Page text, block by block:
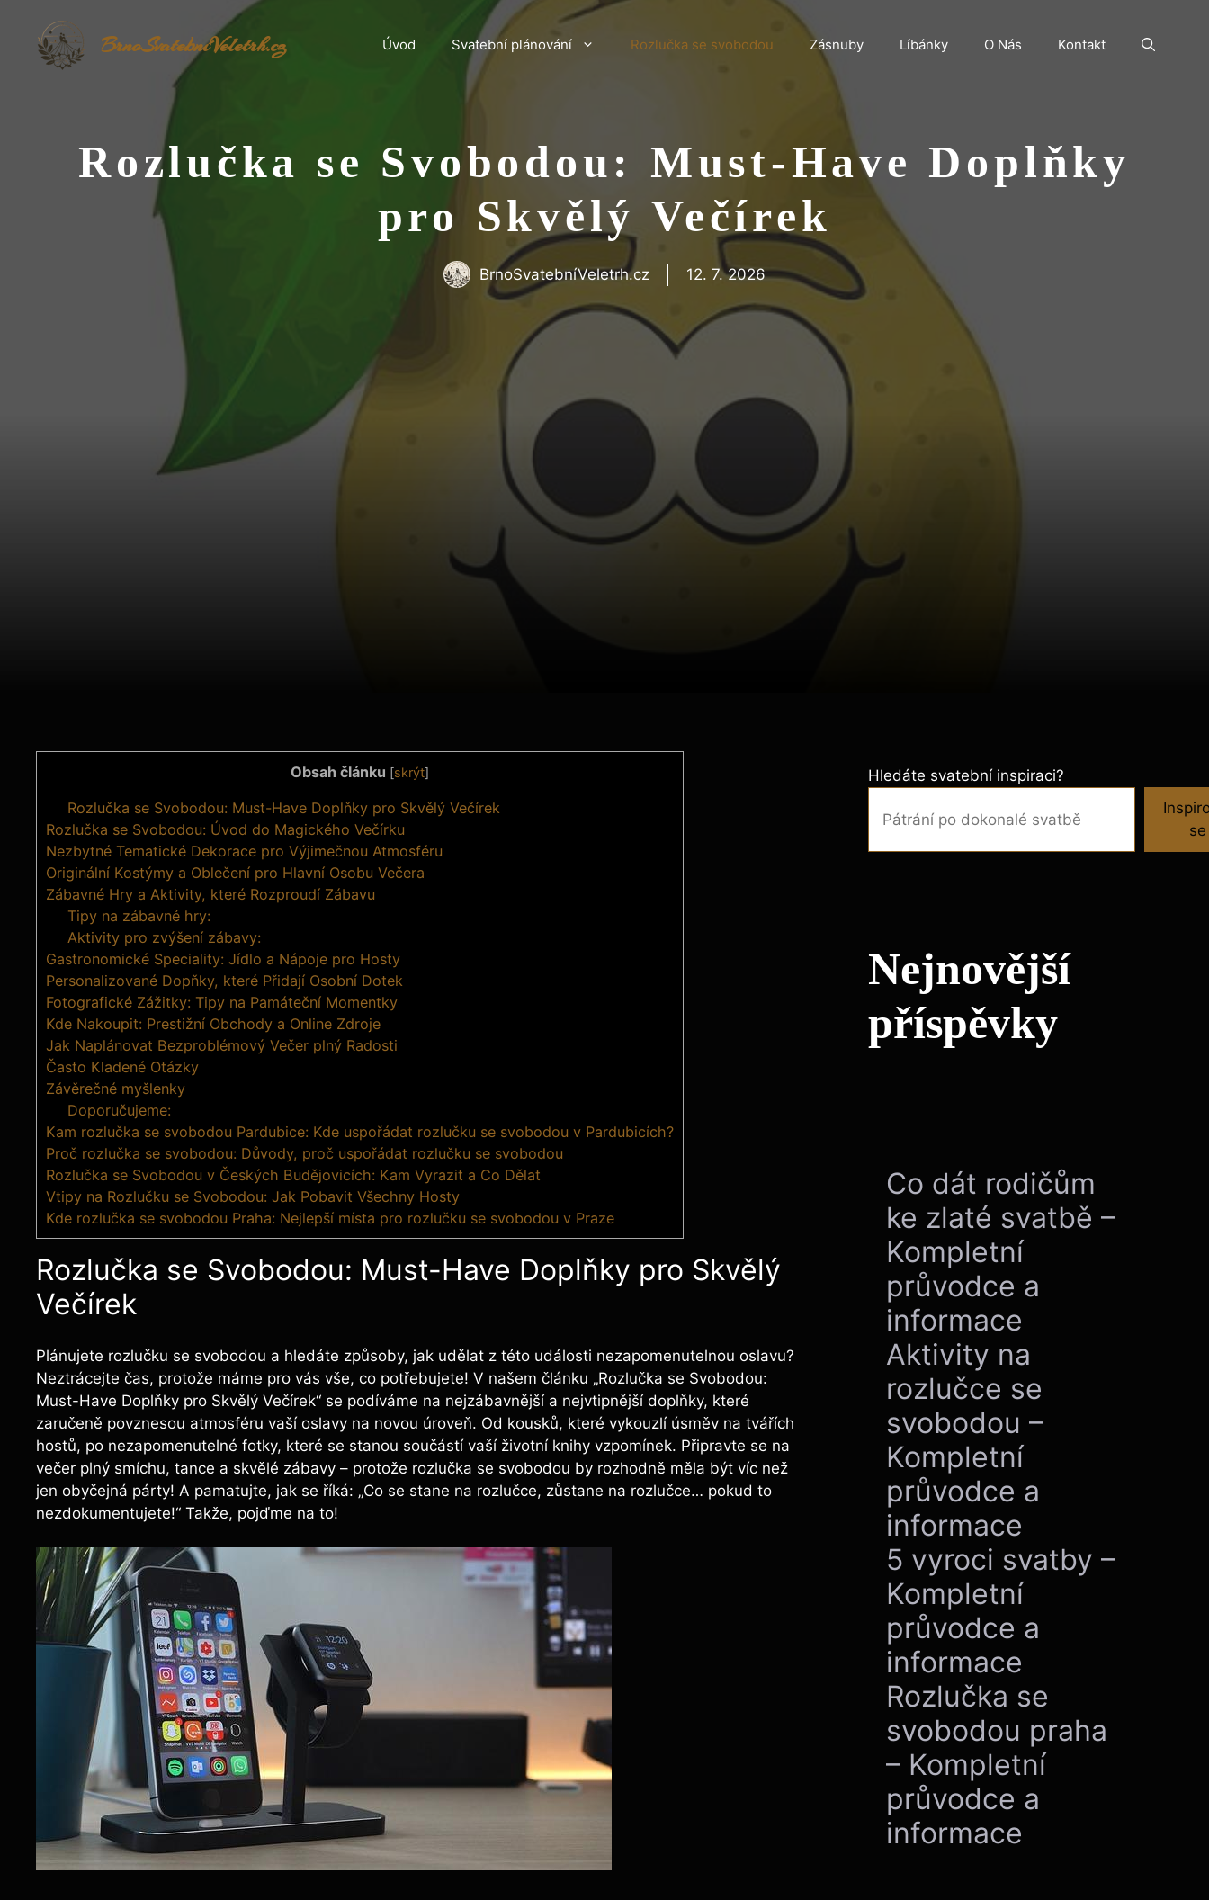
obsah
BrnoSvatebníVeletrh.cz Úvod Svatební plánování Rozlučka se svobodou Zásnuby Líbánky O Nás Kontakt
Rozlučka se Svobodou: Must-Have Doplňky
pro Skvělý Večírek
BrnoSvatebníVeletrh.cz 12. 7. 2026
Obsah článku [skrýt]
Rozlučka‌ se Svobodou: ‌Must-Have Doplňky pro‍ Skvělý Večírek
Rozlučka ‍se Svobodou: ‍Úvod do Magického Večírku
Nezbytné Tematické Dekorace pro Výjimečnou Atmosféru
Originální ‌Kostýmy a Oblečení‌ pro Hlavní Osobu Večera
Zábavné Hry a Aktivity, které Rozproudí Zábavu
Tipy na ⁣zábavné hry:
Aktivity pro zvýšení zábavy:
Gastronomické‍ Speciality: Jídlo ⁢a Nápoje pro Hosty
Personalizované Dopňky, které Přidají Osobní ⁢Dotek
Fotografické Zážitky: ‌Tipy na Památeční Momentky
Kde Nakoupit:‌ Prestižní Obchody a Online Zdroje
Jak‍ Naplánovat​ Bezproblémový Večer plný Radosti
Často ⁣Kladené Otázky
Závěrečné myšlenky
Doporučujeme:
Kam rozlučka se svobodou Pardubice: Kde uspořádat rozlučku se svobodou v Pardubicích?
Proč rozlučka se svobodou: Důvody, proč uspořádat rozlučku se svobodou
Rozlučka se Svobodou v Českých Budějovicích: Kam Vyrazit a Co Dělat
Vtipy na Rozlučku se Svobodou: Jak Pobavit Všechny Hosty
Kde rozlučka se svobodou Praha: Nejlepší místa pro rozlučku se svobodou v Praze
Rozlučka‌ se Svobodou: ‌Must-Have Doplňky pro‍ Skvělý
Večírek
Plánujete rozlučku⁤ se​ svobodou ⁤a‍ hledáte způsoby, jak udělat ​z ⁢této události nezapomenutelnou⁤ oslavu?
Neztrácejte čas, ⁢protože máme pro ​vás vše, co potřebujete! V našem článku „Rozlučka se⁤ Svobodou:
Must-Have​ Doplňky pro Skvělý Večírek“ se podíváme na‌ nejzábavnější ‍a nejvtipnější ⁤doplňky, které
zaručeně povznesou atmosféru‍ vaší oslavy na novou úroveň. Od kousků, které vykouzlí úsměv na ⁢tvářích
hostů, po nezapomenutelné fotky, které se stanou součástí vaší​ životní knihy vzpomínek. Připravte se na
večer plný smíchu, tance a skvělé​ zábavy – protože rozlučka ‍se svobodou by rozhodně měla‌ být⁣ víc než
⁢jen obyčejná párty! A ​pamatujte, jak se říká: „Co se stane na⁤ rozlučce, zůstane na rozlučce… pokud to‌
nezdokumentujete!“ Takže, pojďme na to!
Hledáte svatební inspiraci?
se
Nejnovější
příspěvky
Co dát rodičům
ke zlaté svatbě –
Kompletní
průvodce a
informace
Aktivity na
rozlučce se
svobodou –
Kompletní
průvodce a
informace
5 vyroci svatby –
Kompletní
průvodce a
informace
Rozlučka se
svobodou praha
– Kompletní
průvodce a
informace